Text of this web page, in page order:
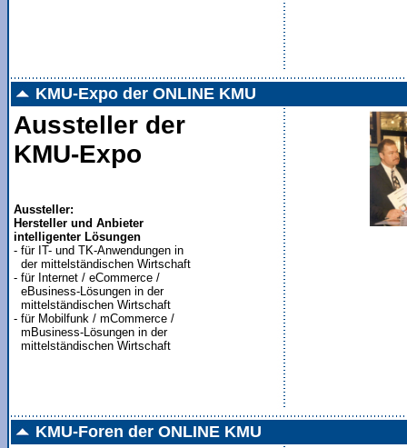
KMU-Expo der ONLINE KMU
Aussteller der
KMU-Expo
Aussteller:
Hersteller und Anbieter
intelligenter Lösungen
- für IT- und TK-Anwendungen in
  der mittelständischen Wirtschaft
- für Internet / eCommerce /
  eBusiness-Lösungen in der
  mittelständischen Wirtschaft
- für Mobilfunk / mCommerce /
  mBusiness-Lösungen in der
  mittelständischen Wirtschaft
KMU-Foren der ONLINE KMU